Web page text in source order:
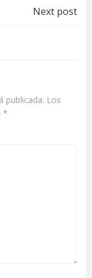
Next post
publicada. Los
*